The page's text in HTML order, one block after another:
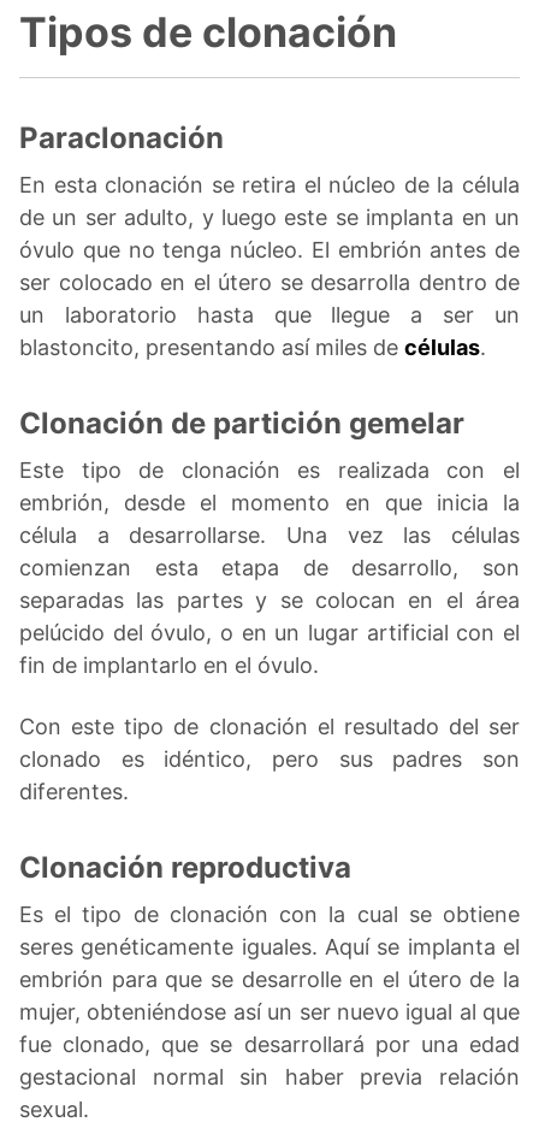
Tipos de clonación
Paraclonación
En esta clonación se retira el núcleo de la célula
de un ser adulto, y luego este se implanta en un
óvulo que no tenga núcleo. El embrión antes de
ser colocado en el útero se desarrolla dentro de
un laboratorio hasta que llegue a ser un
blastoncito, presentando así miles de células.
Clonación de partición gemelar
Este tipo de clonación es realizada con el
embrión, desde el momento en que inicia la
célula a desarrollarse. Una vez las células
comienzan esta etapa de desarrollo, son
separadas las partes y se colocan en el área
pelúcido del óvulo, o en un lugar artificial con el
fin de implantarlo en el óvulo.
Con este tipo de clonación el resultado del ser
clonado es idéntico, pero sus padres son
diferentes.
Clonación reproductiva
Es el tipo de clonación con la cual se obtiene
seres genéticamente iguales. Aquí se implanta el
embrión para que se desarrolle en el útero de la
mujer, obteniéndose así un ser nuevo igual al que
fue clonado, que se desarrollará por una edad
gestacional normal sin haber previa relación
sexual.